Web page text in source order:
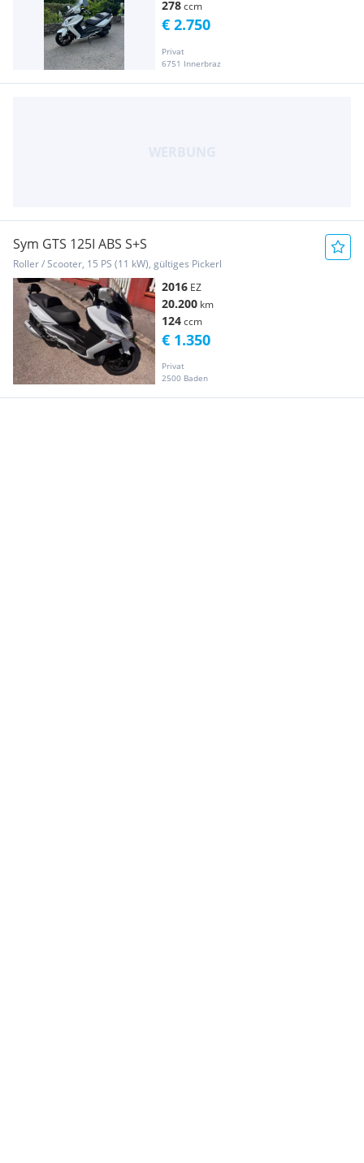
278ccm
Privat
6751 Innerbraz
€ 2.750
Sym GTS 125I ABS S+S
Roller / Scooter, 15 PS (11 kW), gültiges Pickerl
2016 EZ
20.200 km
124ccm
Privat
2500 Baden
€ 1.350